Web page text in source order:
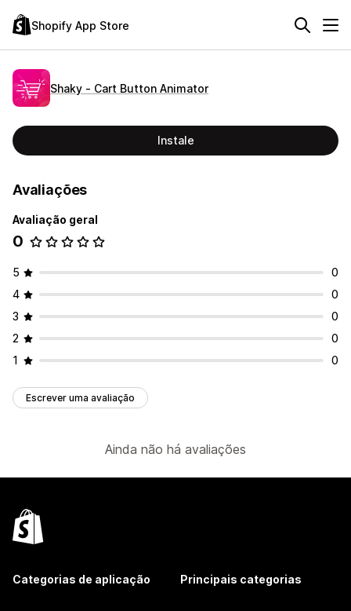
Shopify App Store
Shaky ‑ Cart Button Animator
Instale
Avaliações
Avaliação geral
0
5
0
4
0
3
0
2
0
1
0
Escrever uma avaliação
Ainda não há avaliações
Categorias de aplicação Principais categorias